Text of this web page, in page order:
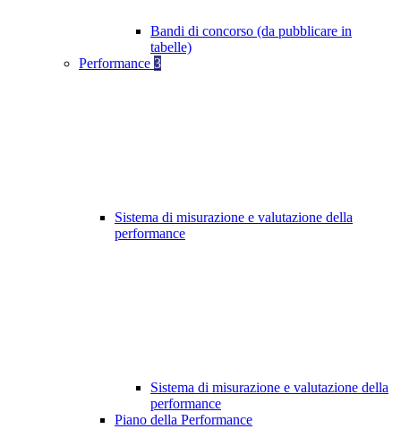
Bandi di concorso (da pubblicare in
tabelle)
Performance 3
Sistema di misurazione e valutazione della
performance
Sistema di misurazione e valutazione della
performance
Piano della Performance